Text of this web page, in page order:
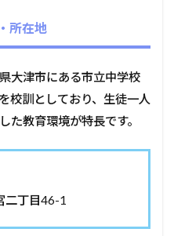
所在地
大津市にある市立中学校
校訓としており、生徒一人
た教育環境が特長です。
二丁目46-1